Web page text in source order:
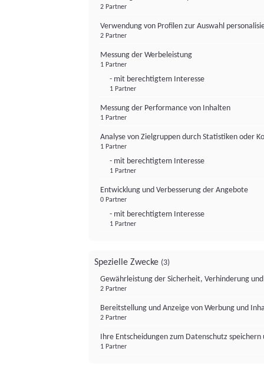
2 Partner
Verwendung von Profilen zur Auswahl
2 Partner
Messung der Werbeleistung
1 Partner
- mit berechtigtem Interesse
1 Partner
Messung der Performance von Inhalten
1 Partner
Analyse von Zielgruppen durch Statistiken oder
1 Partner
- mit berechtigtem Interesse
1 Partner
Entwicklung und Verbesserung der Angebote
0 Partner
- mit berechtigtem Interesse
1 Partner
Spezielle Zwecke (3)
Gewährleistung der Sicherheit, Verhinderung
2 Partner
Bereitstellung und Anzeige von Werbung und
2 Partner
Ihre Entscheidungen zum Datenschutz
1 Partner